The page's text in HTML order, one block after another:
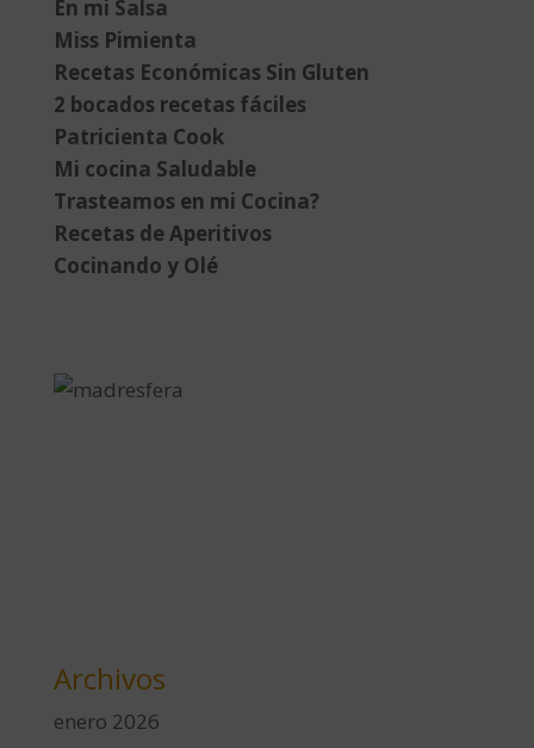
En mi Salsa
Miss Pimienta
Recetas Económicas Sin Gluten
2 bocados recetas fáciles
Patricienta Cook
Mi cocina Saludable
Trasteamos en mi Cocina?
Recetas de Aperitivos
Cocinando y Olé
Archivos
enero 2026